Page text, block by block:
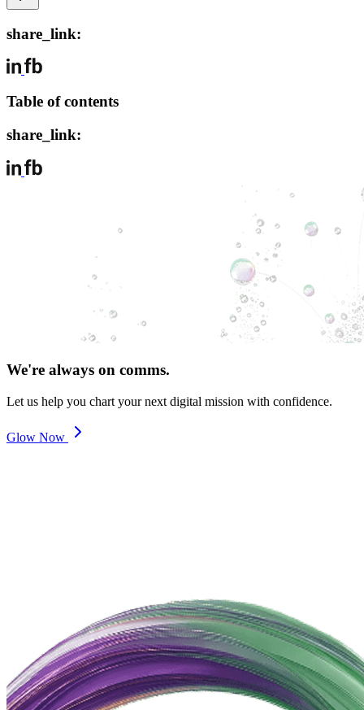
share_link:
Table of contents
share_link:
We're always on comms.
Let us help you chart your next digital mission with confidence.
Glow Now